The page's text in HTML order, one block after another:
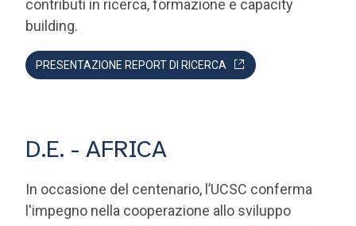
PRESENTAZIONE REPORT DI RICERCA
In occasione del centenario, l’UCSC conferma
partecipando al progetto "D.E. – AFRICA" con la
Uganda Martyrs University (UMU) e la